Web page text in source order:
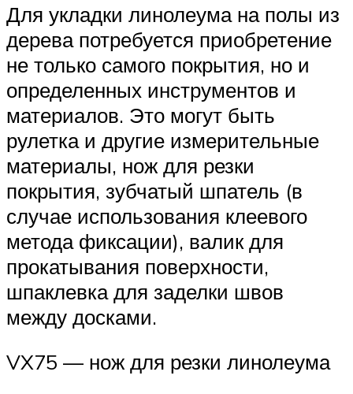
Для укладки линолеума на полы из
дерева потребуется приобретение
не только самого покрытия, но и
определенных инструментов и
материалов. Это могут быть
рулетка и другие измерительные
материалы, нож для резки
покрытия, зубчатый шпатель (в
случае использования клеевого
метода фиксации), валик для
прокатывания поверхности,
шпаклевка для заделки швов
между досками.
VX75 — нож для резки линолеума